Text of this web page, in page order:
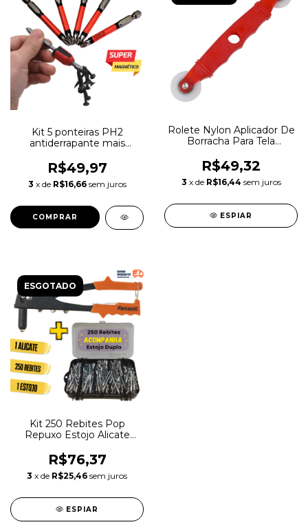
Kit 5 ponteiras PH2
antiderrapante mais
R$49,97
3 x de R$16,66 sem juros
Rolete Nylon Aplicador De
Borracha Para Tela
R$49,32
3 x de R$16,44 sem juros
ESPIAR
ESGOTADO
Kit 250 Rebites Pop
Repuxo Estojo Alicate
R$76,37
3 x de R$25,46 sem juros
ESPIAR